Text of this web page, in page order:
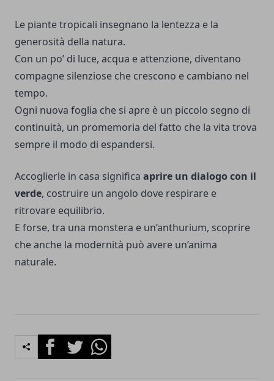
Le piante tropicali insegnano la lentezza e la
generosità della natura.
Con un po’ di luce, acqua e attenzione, diventano
compagne silenziose che crescono e cambiano nel
tempo.
Ogni nuova foglia che si apre è un piccolo segno di
continuità, un promemoria del fatto che la vita trova
sempre il modo di espandersi.
Accoglierle in casa significa aprire un dialogo con il
verde, costruire un angolo dove respirare e
ritrovare equilibrio.
E forse, tra una monstera e un’anthurium, scoprire
che anche la modernità può avere un’anima
naturale.
FacebookTwitterWhatsapp